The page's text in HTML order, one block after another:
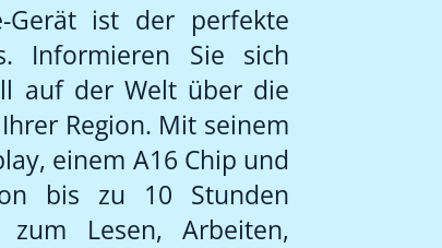
Gerät ist der perfekte
Informieren Sie sich
auf der Welt über die
Region. Mit seinem
einem A16 Chip und
bis zu 10 Stunden
Lesen, Arbeiten,